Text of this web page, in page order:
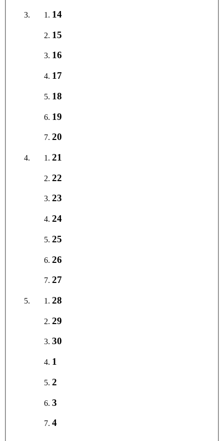
14
15
16
17
18
19
20
21
22
23
24
25
26
27
28
29
30
1
2
3
4